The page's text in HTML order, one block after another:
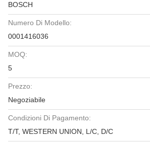
BOSCH
Numero Di Modello:
0001416036
MOQ:
5
Prezzo:
Negoziabile
Condizioni Di Pagamento:
T/T, WESTERN UNION, L/C, D/C